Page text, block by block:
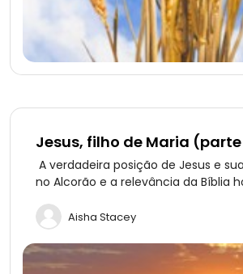
Jesus, filho de Maria (parte
Mensagem de Jesus
A verdadeira posição de Jesus e
no Alcorão e a relevância da Bíblia
Aisha Stacey